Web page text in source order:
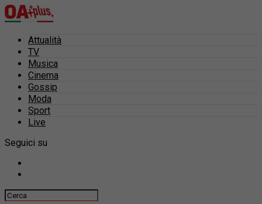
Attualità
TV
Musica
Cinema
Gossip
Moda
Sport
Live
Seguici su